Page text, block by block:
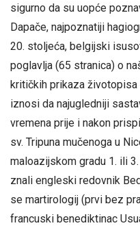
sigurno da su uopće
Dapače, najpoznatiji
20. stoljeća, belgijski
poglavlja (65 stranica) o
kritičkih prikaza životopisa
iznosi da najugledniji
vremena prije i nakon
sv. Tripuna mučenoga u
maloazijskom gradu 1. ili
znali engleski redovnik
se martirologij (prvi bez
francuski benediktinac